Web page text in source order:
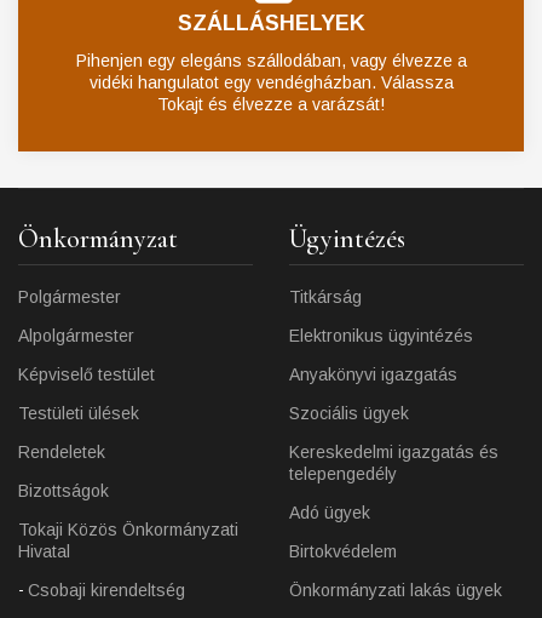
SZÁLLÁSHELYEK
Pihenjen egy elegáns szállodában, vagy élvezze a
vidéki hangulatot egy vendégházban. Válassza
Tokajt és élvezze a varázsát!
Önkormányzat
Polgármester
Alpolgármester
Képviselő testület
Testületi ülések
Rendeletek
Bizottságok
Tokaji Közös Önkormányzati
Hivatal
Csobaji kirendeltség
Ügyintézés
Titkárság
Elektronikus ügyintézés
Anyakönyvi igazgatás
Szociális ügyek
Kereskedelmi igazgatás és
telepengedély
Adó ügyek
Birtokvédelem
Önkormányzati lakás ügyek